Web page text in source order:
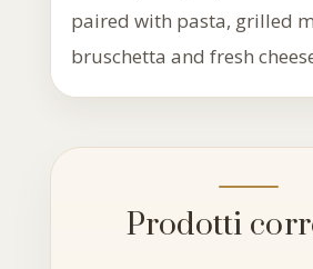
paired with pasta, grilled
bruschetta and fresh
Prodotti